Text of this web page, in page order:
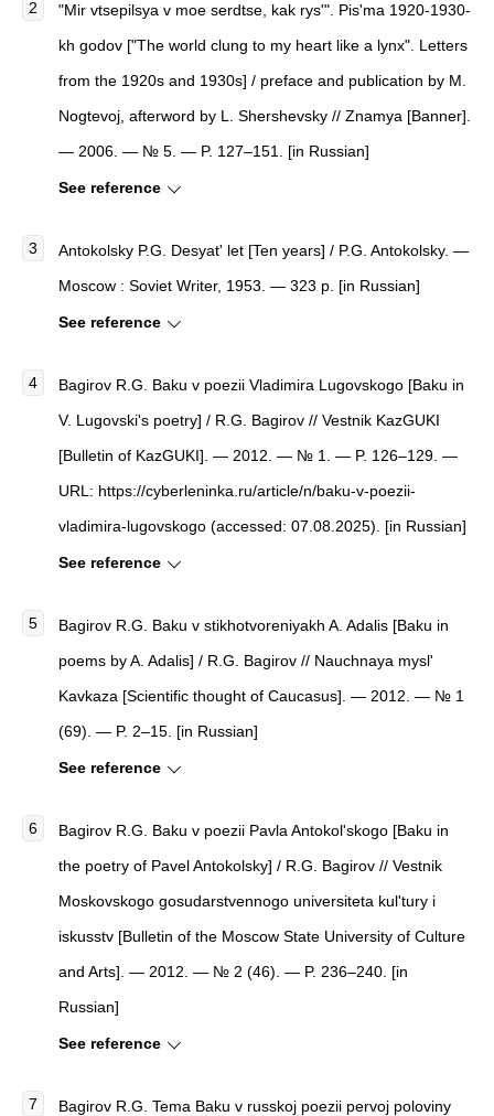
"Mir vtsepilsya v moe serdtse, kak rys'". Pis'ma 1920-1930-
kh godov ["The world clung to my heart like a lynx". Letters
from the 1920s and 1930s] / preface and publication by M.
Nogtevoj, afterword by L. Shershevsky // Znamya [Banner].
— 2006. — № 5. — P. 127–151. [in Russian]
See reference
Antokolsky P.G. Desyat' let [Ten years] / P.G. Antokolsky. —
Moscow : Soviet Writer, 1953. — 323 p. [in Russian]
See reference
Bagirov R.G. Baku v poezii Vladimira Lugovskogo [Baku in
V. Lugovski's poetry] / R.G. Bagirov // Vestnik KazGUKI
[Bulletin of KazGUKI]. — 2012. — № 1. — P. 126–129. —
URL: https://cyberleninka.ru/article/n/baku-v-poezii-
vladimira-lugovskogo (accessed: 07.08.2025). [in Russian]
See reference
Bagirov R.G. Baku v stikhotvoreniyakh A. Adalis [Baku in
poems by A. Adalis] / R.G. Bagirov // Nauchnaya mysl'
Kavkaza [Scientific thought of Caucasus]. — 2012. — № 1
(69). — P. 2–15. [in Russian]
See reference
Bagirov R.G. Baku v poezii Pavla Antokol'skogo [Baku in
the poetry of Pavel Antokolsky] / R.G. Bagirov // Vestnik
Moskovskogo gosudarstvennogo universiteta kul'tury i
iskusstv [Bulletin of the Moscow State University of Culture
and Arts]. — 2012. — № 2 (46). — P. 236–240. [in
Russian]
See reference
Bagirov R.G. Tema Baku v russkoj poezii pervoj poloviny